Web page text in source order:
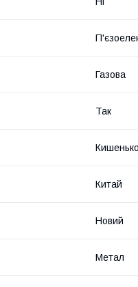
Газова
Так
Китай
Новий
Метал